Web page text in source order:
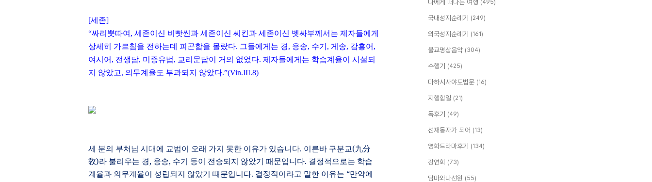
[세존]
“싸리뿟따여 , 세존이신 비빳씬과 세존이신 씨킨과 세존이신 벳싸부께서는 제자들에게
상세히 가르침을 전하는데 피곤함을 몰랐다. 그들에게는 경, 응송, 수기 , 게송, 감흥어 ,
여시어 , 전생담, 미증유법, 교리문답이 거의 없었다. 제자들에게는 학습계율이 시설되
지 않았고, 의무계율도 부과되지 않았다.”(Vin.III.8)
세 분의 부처님 시대에 교법이 오래 가지 못한 이유가 있습니다. 이른바 구분교(九分
敎)라 불리우는 경, 응송, 수기 등이 전승되지 않았기 때문입니다. 결정적으로는 학습
계율과 의무계율이 성립되지 않았기 때문입니다. 결정적이라고 말한 이유는 “만약에
나에게 떠나는 여행 (495)
국내성지순례기 (249)
외국성지순례기 (161)
불교명상음악 (304)
수행기 (425)
마하시사야도법문 (16)
지행합일 (21)
독후기 (49)
선재동자가 되어 (13)
영화드라마후기 (134)
강연회 (73)
담마와나선원 (55)